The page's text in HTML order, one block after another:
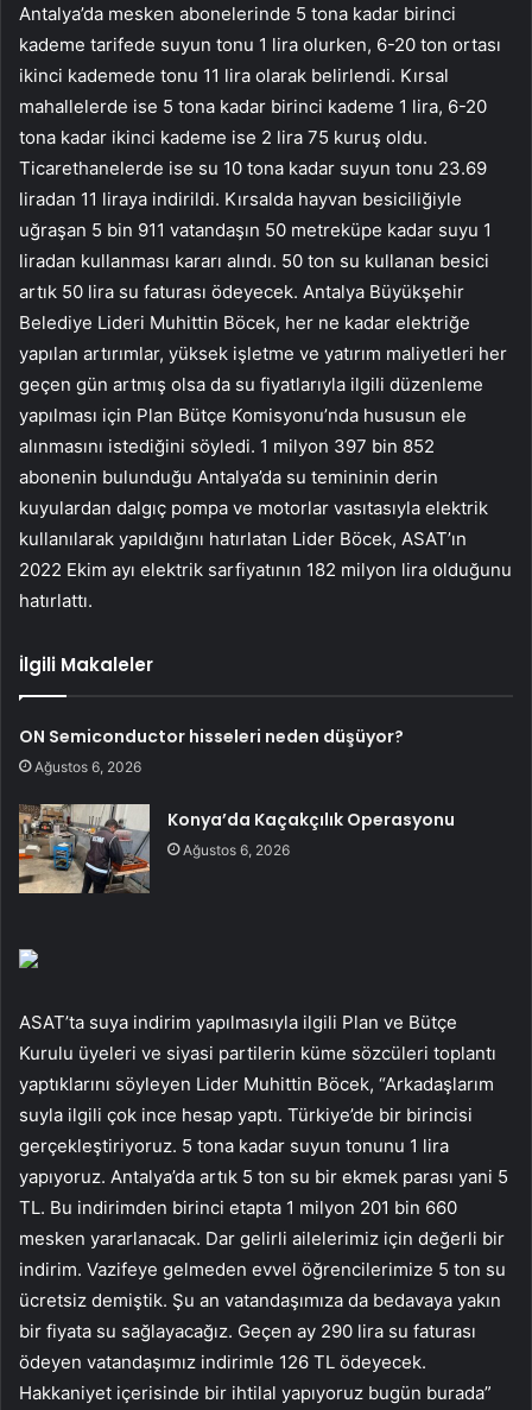
Antalya’da mesken abonelerinde 5 tona kadar birinci
kademe tarifede suyun tonu 1 lira olurken, 6-20 ton ortası
ikinci kademede tonu 11 lira olarak belirlendi. Kırsal
mahallelerde ise 5 tona kadar birinci kademe 1 lira, 6-20
tona kadar ikinci kademe ise 2 lira 75 kuruş oldu.
Ticarethanelerde ise su 10 tona kadar suyun tonu 23.69
liradan 11 liraya indirildi. Kırsalda hayvan besiciliğiyle
uğraşan 5 bin 911 vatandaşın 50 metreküpe kadar suyu 1
liradan kullanması kararı alındı. 50 ton su kullanan besici
artık 50 lira su faturası ödeyecek. Antalya Büyükşehir
Belediye Lideri Muhittin Böcek, her ne kadar elektriğe
yapılan artırımlar, yüksek işletme ve yatırım maliyetleri her
geçen gün artmış olsa da su fiyatlarıyla ilgili düzenleme
yapılması için Plan Bütçe Komisyonu’nda hususun ele
alınmasını istediğini söyledi. 1 milyon 397 bin 852
abonenin bulunduğu Antalya’da su temininin derin
kuyulardan dalgıç pompa ve motorlar vasıtasıyla elektrik
kullanılarak yapıldığını hatırlatan Lider Böcek, ASAT’ın
2022 Ekim ayı elektrik sarfiyatının 182 milyon lira olduğunu
hatırlattı.
İlgili Makaleler
ON Semiconductor hisseleri neden düşüyor?
Ağustos 6, 2026
Konya’da Kaçakçılık Operasyonu
Ağustos 6, 2026
ASAT’ta suya indirim yapılmasıyla ilgili Plan ve Bütçe
Kurulu üyeleri ve siyasi partilerin küme sözcüleri toplantı
yaptıklarını söyleyen Lider Muhittin Böcek, “Arkadaşlarım
suyla ilgili çok ince hesap yaptı. Türkiye’de bir birincisi
gerçekleştiriyoruz. 5 tona kadar suyun tonunu 1 lira
yapıyoruz. Antalya’da artık 5 ton su bir ekmek parası yani 5
TL. Bu indirimden birinci etapta 1 milyon 201 bin 660
mesken yararlanacak. Dar gelirli ailelerimiz için değerli bir
indirim. Vazifeye gelmeden evvel öğrencilerimize 5 ton su
ücretsiz demiştik. Şu an vatandaşımıza da bedavaya yakın
bir fiyata su sağlayacağız. Geçen ay 290 lira su faturası
ödeyen vatandaşımız indirimle 126 TL ödeyecek.
Hakkaniyet içerisinde bir ihtilal yapıyoruz bugün burada”